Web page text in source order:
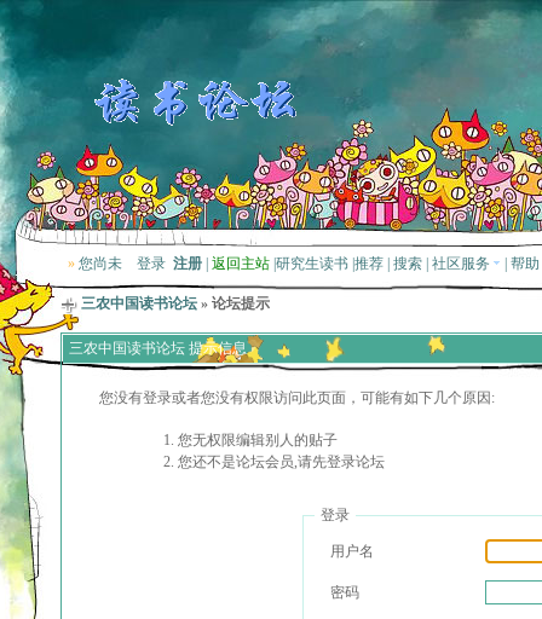
» 您尚未 登录 注册 返回主站 研究生读书 推荐 搜索 社区服务 帮助
三农中国读书论坛 » 论坛提示
三农中国读书论坛 提示信息
您没有登录或者您没有权限访问此页面，可能有如下几个原因:
您无权限编辑别人的贴子
您还不是论坛会员,请先登录论坛
登录
用户名
密码